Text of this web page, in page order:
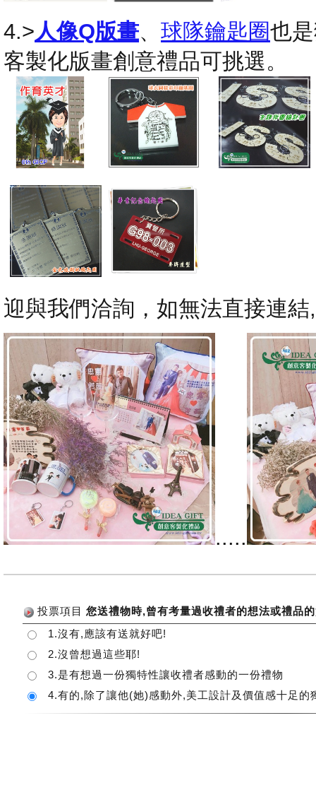
4.>人像Q版畫、 球隊鑰匙圈也
客製化版畫創意禮品可挑選。
迎與我們洽詢，如無法直接連
.....